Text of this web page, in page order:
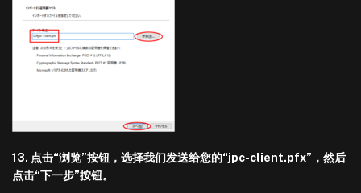
13. 点击“浏览”按钮，选择我们发送给您的“jpc-client.pfx”，然后
点击“下一步”按钮。